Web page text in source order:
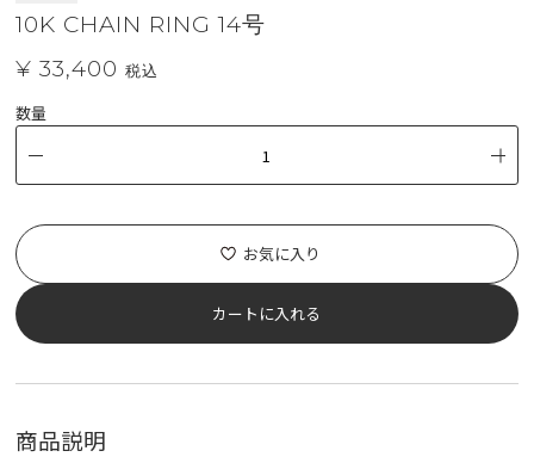
10K CHAIN RING 14号
¥ 33,400税込
数量
お気に入り
カートに入れる
商品説明